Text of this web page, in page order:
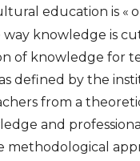
education is «
way knowledge is
of knowledge for
defined by the
from a
and
methodological